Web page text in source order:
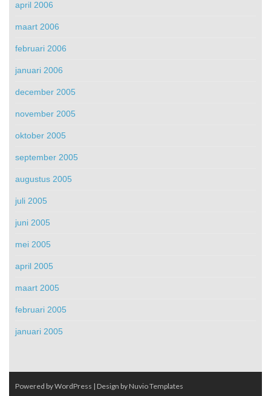
april 2006
maart 2006
februari 2006
januari 2006
december 2005
november 2005
oktober 2005
september 2005
augustus 2005
juli 2005
juni 2005
mei 2005
april 2005
maart 2005
februari 2005
januari 2005
Powered by WordPress | Design by Nuvio Templates